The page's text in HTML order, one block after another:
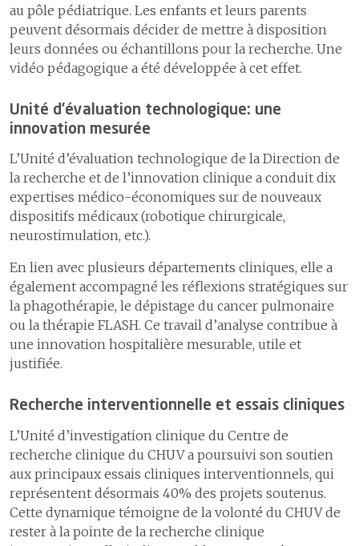
au pôle pédiatrique. Les enfants et leurs parents
peuvent désormais décider de mettre à disposition
leurs données ou échantillons pour la recherche. Une
vidéo pédagogique a été développée à cet effet.
Unité d’évaluation technologique: une
innovation mesurée
L’Unité d’évaluation technologique de la Direction de
la recherche et de l’innovation clinique a conduit dix
expertises médico-économiques sur de nouveaux
dispositifs médicaux (robotique chirurgicale,
neurostimulation, etc.).
En lien avec plusieurs départements cliniques, elle a
également accompagné les réflexions stratégiques sur
la phagothérapie, le dépistage du cancer pulmonaire
ou la thérapie FLASH. Ce travail d’analyse contribue à
une innovation hospitalière mesurable, utile et
justifiée.
Recherche interventionnelle et essais cliniques
L’Unité d’investigation clinique du Centre de
recherche clinique du CHUV a poursuivi son soutien
aux principaux essais cliniques interventionnels, qui
représentent désormais 40% des projets soutenus.
Cette dynamique témoigne de la volonté du CHUV de
rester à la pointe de la recherche clinique